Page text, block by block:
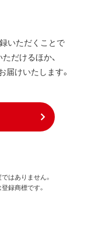
いただくことで
だけるほか、
けいたします。
はありません。
録商標です。